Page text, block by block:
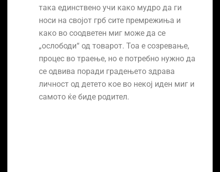
така единствено учи како мудро да ги
носи на својот грб сите премрежиња и
како во соодветен миг може да се
„ослободи“ од товарот. Тоа е созревање,
процес во траење, но е потребно нужно да
се одвива поради градењето здрава
личност од детето кое во некој иден миг и
самото ќе биде родител.